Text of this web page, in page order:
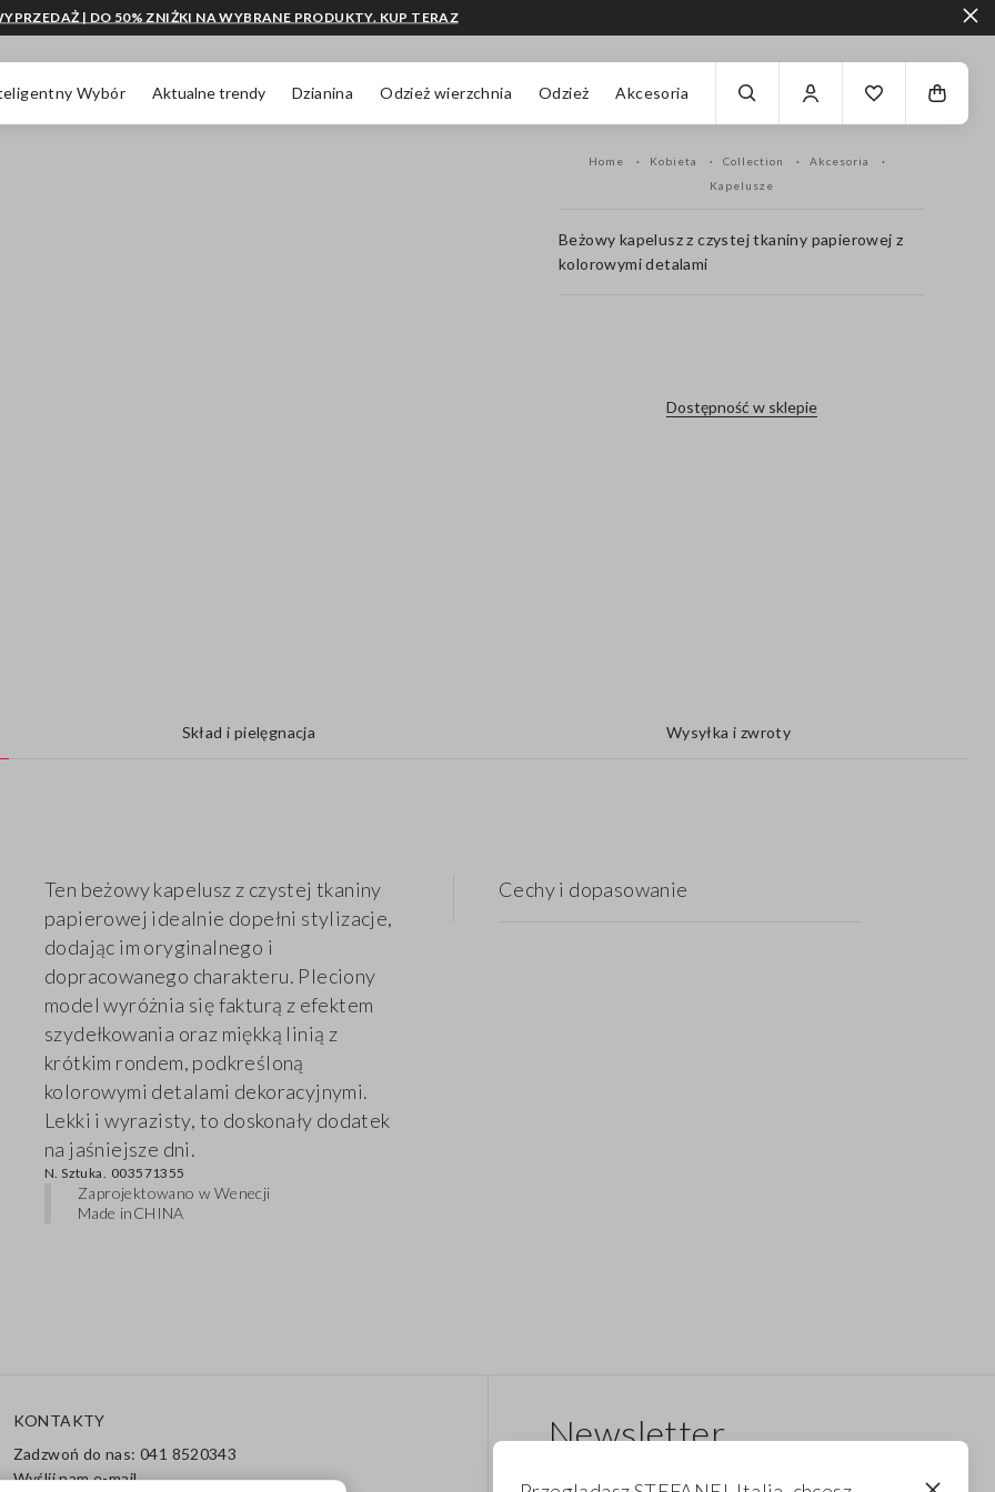
Wybór Aktualne trendy Dzianina Odzież wierzchnia Odzież Akcesoria
| DO 50% ZNIŻKI NA WYBRANE PRODUKTY. KUP TERAZ
Home Kobieta Collection
Akcesoria
Kapelusze
Beżowy kapelusz z czystej tkaniny papierowej z
kolorowymi detalami
Dostępność w sklepie
Skład i pielęgnacja Wysyłka i zwroty
Ten beżowy kapelusz z czystej tkaniny
papierowej idealnie dopełni stylizacje,
dodając im oryginalnego i
dopracowanego charakteru. Pleciony
model wyróżnia się fakturą z efektem
szydełkowania oraz miękką linią z
krótkim rondem, podkreśloną
kolorowymi detalami dekoracyjnymi.
Lekki i wyrazisty, to doskonały dodatek
na jaśniejsze dni.
N. Sztuka. 003571355
Zaprojektowano w Wenecji
Made inCHINA
Cechy i dopasowanie
KONTAKTY
Zadzwoń do nas: 041 8520343
Wyślij nam e-mail
Newsletter